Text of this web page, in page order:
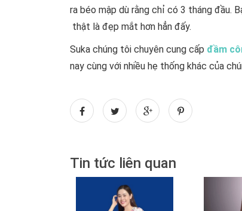
ra béo mập dù rằng chỉ có 3 tháng đầu.
thật là đẹp mắt hơn hẳn đấy.
Suka chúng tôi chuyên cung cấp đầm
nay cùng với nhiều hẹ thống khác của
Tin tức liên quan